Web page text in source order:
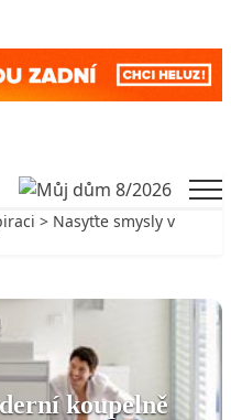
> Nasyťte smysly v
koupelně